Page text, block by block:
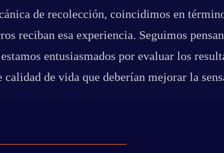
de recolección, coincidimos en
reciban esa experiencia. Seguimos
entusiasmados por evaluar los
de vida que deberían mejorar la